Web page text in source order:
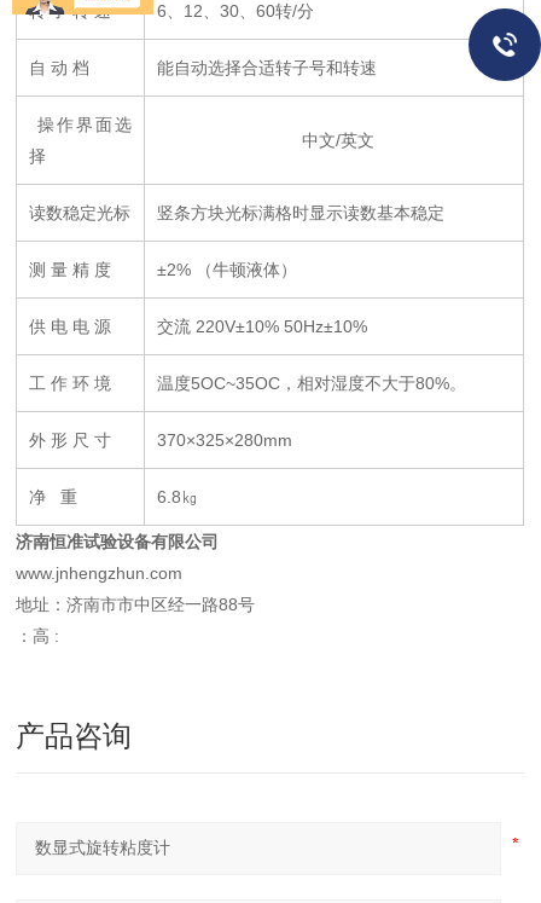
转 子 转 速 6、12、30、60转/分
自 动 档 能自动选择合适转子号和转速
操作界面选
择
中文/英文
读数稳定光标 竖条方块光标满格时显示读数基本稳定
测 量 精 度 ±2% （牛顿液体）
供 电 电 源 交流 220V±10% 50Hz±10%
工 作 环 境 温度5OC~35OC，相对湿度不大于80%。
外 形 尺 寸 370×325×280mm
净 重 6.8㎏
济南恒准试验设备有限公司
www.jnhengzhun.com
地址：济南市市中区经一路88号
：高 :
产品咨询